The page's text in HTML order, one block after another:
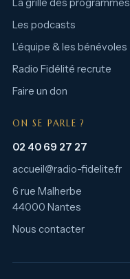
Les podcasts
L’équipe & les bénévoles
Radio Fidélité recrute
Faire un don
ON SE PARLE ?
02 40 69 27 27
accueil@radio-fidelite.fr
6 rue Malherbe
44000 Nantes
Nous contacter